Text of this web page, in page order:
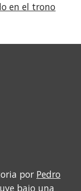
en el trono
por Pedro
bajo una